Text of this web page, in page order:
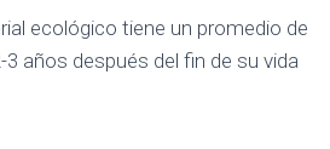
ecológico tiene un promedio de
3 años después del fin de su vida